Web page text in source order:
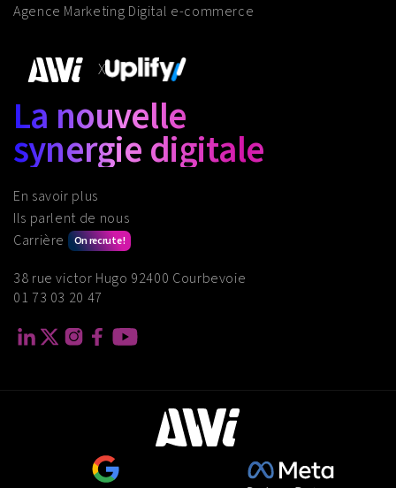
Agence Marketing Digital e-commerce
X
La nouvelle
synergie digitale
En savoir plus
Ils parlent de nous
Carrière
On recrute !
38 rue victor Hugo 92400 Courbevoie
01 73 03 20 47